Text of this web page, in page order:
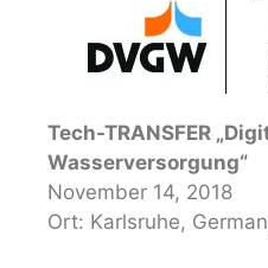
Tech-TRANSFER
Wasserversorgung“
November 14, 2018
Ort: Karlsruhe,